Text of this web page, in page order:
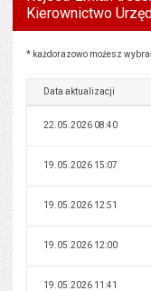
Kierownictwo
Rejestr zmian treści artykułu:
* każdorazowo możesz
Data aktualizacji
22.05.2026 08:40
19.05.2026 15:07
19.05.2026 12:51
19.05.2026 12:00
19.05.2026 11:41